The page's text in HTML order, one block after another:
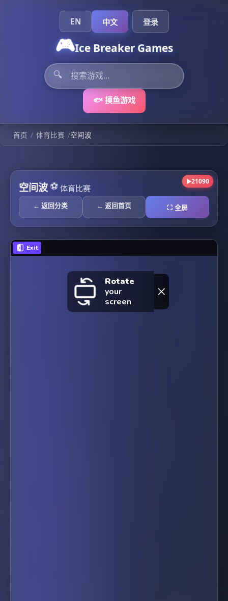
🎮Ice Breaker Games
🔍
🐟 摸鱼游戏
EN 中文 登录
首页 / 体育比赛 /空间波
空间波 ▶21090
⚽ 体育比赛
← 返回分类 ← 返回首页 ⛶ 全屏